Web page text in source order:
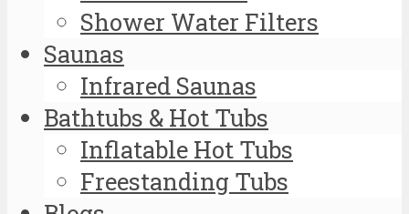
Shower Water Filters
Saunas
Infrared Saunas
Bathtubs & Hot Tubs
Inflatable Hot Tubs
Freestanding Tubs